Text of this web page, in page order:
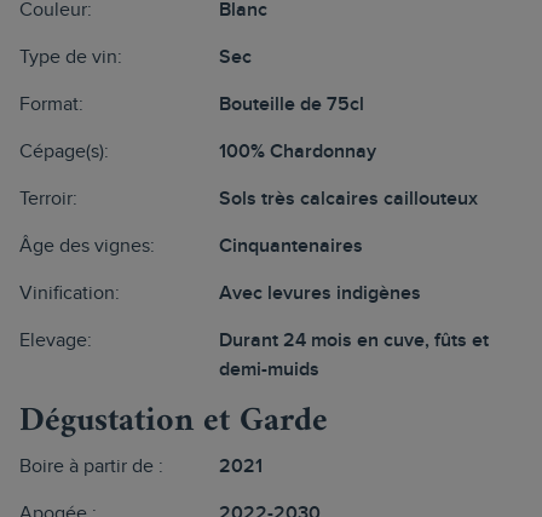
Couleur: Blanc
Type de vin: Sec
Format: Bouteille de 75cl
Cépage(s): 100% Chardonnay
Terroir: Sols très calcaires caillouteux
Âge des vignes: Cinquantenaires
Vinification: Avec levures indigènes
Elevage:
Durant 24 mois en cuve, fûts et
demi-muids
Dégustation et Garde
Boire à partir de : 2021